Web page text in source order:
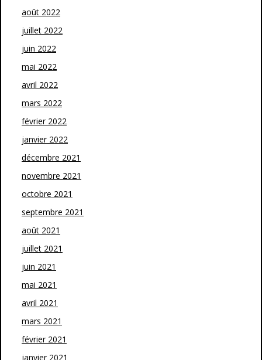
août 2022
juillet 2022
juin 2022
mai 2022
avril 2022
mars 2022
février 2022
janvier 2022
décembre 2021
novembre 2021
octobre 2021
septembre 2021
août 2021
juillet 2021
juin 2021
mai 2021
avril 2021
mars 2021
février 2021
janvier 2021